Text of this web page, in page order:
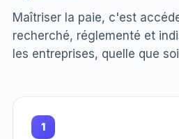
Maîtriser la paie, c'est
recherché, réglementé et
les entreprises, quelle que
1